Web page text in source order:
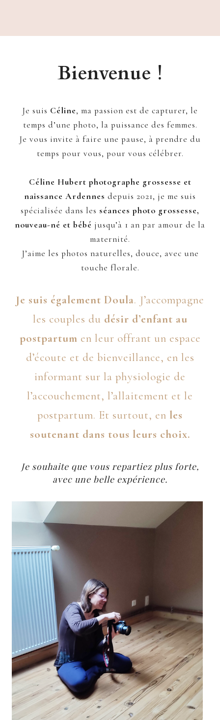
Bienvenue !
Je suis Céline, ma passion est de capturer, le
temps d’une photo, la puissance des femmes.
Je vous invite à faire une pause, à prendre du
temps pour vous, pour vous célébrer.
Céline Hubert photographe grossesse et
naissance Ardennes depuis 2021, je me suis
spécialisée dans les séances photo grossesse,
nouveau-né et bébé jusqu’à 1 an par amour de la
maternité.
J’aime les photos naturelles, douce, avec une
touche florale.
Je suis également Doula. J’accompagne
les couples du désir d’enfant au
postpartum en leur offrant un espace
d’écoute et de bienveillance, en les
informant sur la physiologie de
l’accouchement, l’allaitement et le
postpartum. Et surtout, en les
soutenant dans tous leurs choix.
Je souhaite que vous repartiez plus forte,
avec une belle expérience.